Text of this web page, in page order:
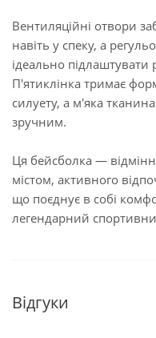
Вентиляційні отвори
навіть у спеку, а
ідеально підлаштувати
П'ятиклінка тримає
силуету, а м'яка
зручним.
Ця бейсболка —
містом, активного
що поєднує в собі
легендарний
Відгуки